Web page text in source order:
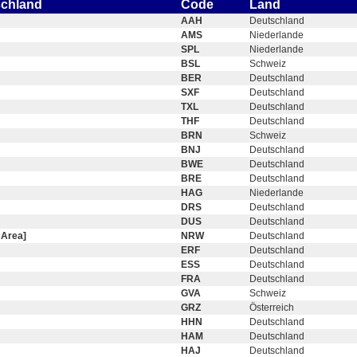
Code Land
AAH
Deutschland
AMS
Niederlande
SPL
Niederlande
BSL
Schweiz
BER
Deutschland
SXF
Deutschland
TXL
Deutschland
THF
Deutschland
BRN
Schweiz
BNJ
Deutschland
BWE
Deutschland
BRE
Deutschland
HAG
Niederlande
DRS
Deutschland
DUS
Deutschland
NRW
Deutschland
ERF
Deutschland
ESS
Deutschland
FRA
Deutschland
GVA
Schweiz
GRZ
Österreich
HHN
Deutschland
HAM
Deutschland
HAJ
Deutschland